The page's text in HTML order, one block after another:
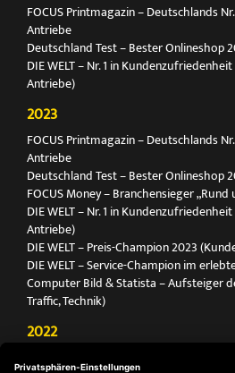
FOCUS Printmagazin – Deutschlands
Antriebe
Deutschland Test – Bester Onlineshop
DIE WELT – Nr. 1 in
Antriebe)
2023
FOCUS Printmagazin – Deutschlands
Antriebe
Deutschland Test – Bester Onlineshop
FOCUS Money – Branchensieger „Rund
DIE WELT – Nr. 1 in
Antriebe)
DIE WELT – Preis-Champion 2023
DIE WELT – Service-Champion im
Computer Bild & Statista – Aufsteiger
Traffic, Technik)
2022